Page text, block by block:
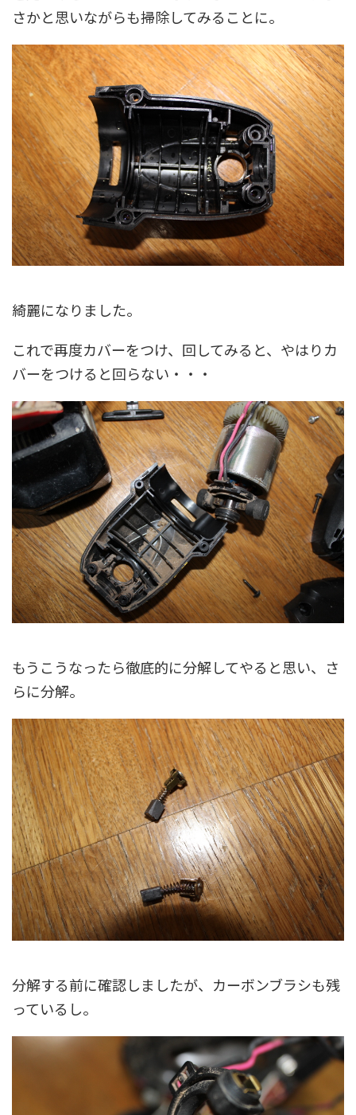
さかと思いながらも掃除してみることに。
綺麗になりました。
これで再度カバーをつけ、回してみると、やはりカ
バーをつけると回らない・・・
もうこうなったら徹底的に分解してやると思い、さ
らに分解。
分解する前に確認しましたが、カーボンブラシも残
っているし。